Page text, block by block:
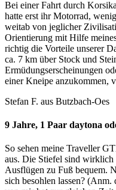
Bei einer Fahrt durch
hatte erst ihr Motorrad,
weitab von jeglicher
Orientierung mit Hilfe
richtig die Vorteile unserer
ca. 7 km über Stock und
Ermüdungserscheinungen
einer Kneipe anzukommen,
Stefan F. aus Butzbach-Oes
9 Jahre, 1 Paar daytona
So sehen meine Traveller
aus. Die Stiefel sind
Ausflügen zu Fuß bequem.
sich besohlen lassen?